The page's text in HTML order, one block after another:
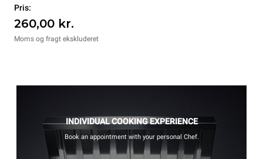
Pris:
260,00 kr.
Moms og fragt ekskluderet
INDIVIDUAL COOKING EXPERIENCE
Book an appointment with your personal Chef.